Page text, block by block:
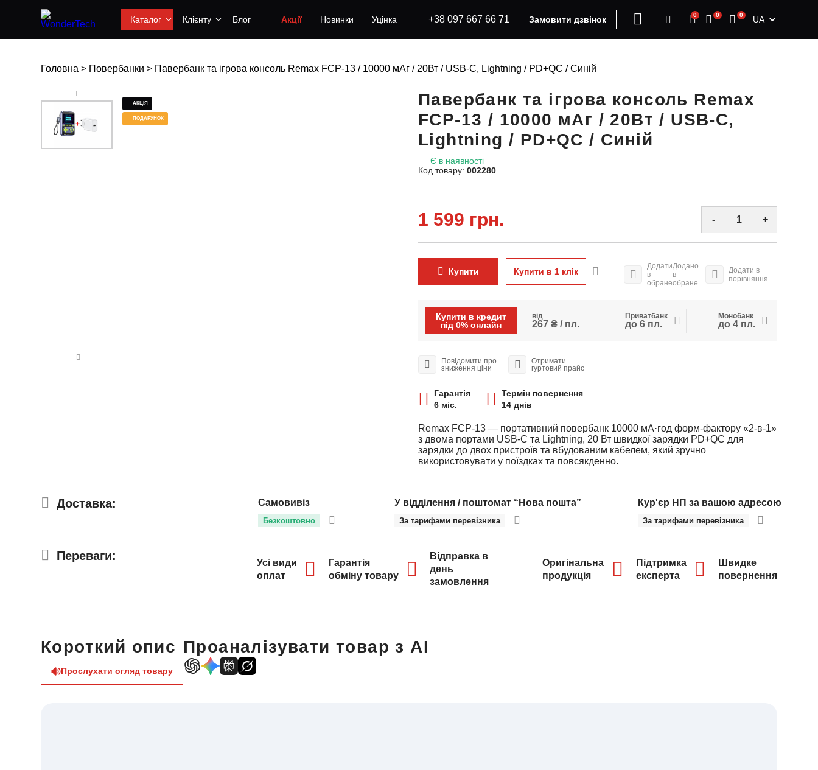
Каталог Клієнту Блог Акції Новинки Уцінка +38 097 667 66 71 Замовити дзвінок 0 0 0 UA
Головна > Повербанки > Павербанк та ігрова консоль Remax FCP-13 / 10000 мАг / 20Вт / USB-C, Lightning / PD+QC / Синій
АКЦІЯ
ПОДАРУНОК
Павербанк та ігрова консоль Remax
FCP-13 / 10000 мАг / 20Вт / USB-C,
Lightning / PD+QC / Синій
Є в наявності
Код товару: 002280
1 599 грн. - +
Купити Купити в 1 клiк
Додати
в
обране
Додано
в
обране
Додати в
порівняння
Купити в кредит
під 0% онлайн
від
267 ₴ / пл.
Приватбанк
до 6 пл.
Монобанк
до 4 пл.
Повідомити про
зниження ціни
Отримати
гуртовий прайс
Гарантія
6 міс.
Термін повернення
14 днів
Remax FCP-13 — портативний повербанк 10000 мА·год форм-фактору «2-в-1»
з двома портами USB-C та Lightning, 20 Вт швидкої зарядки PD+QC для
зарядки до двох пристроїв та вбудованим кабелем, який зручно
використовувати у поїздках та повсякденно.
Доставка: Самовивіз
Безкоштовно
У відділення / поштомат “Нова пошта”
За тарифами перевізника
Кур'єр НП за вашою адресою
За тарифами перевізника
Переваги:
Усі види
оплат
Гарантія
обміну товару
Відправка в
день
замовлення
Оригінальна
продукція
Підтримка
експерта
Швидке
повернення
Короткий опис
Прослухати огляд товару
Проаналізувати товар з AI